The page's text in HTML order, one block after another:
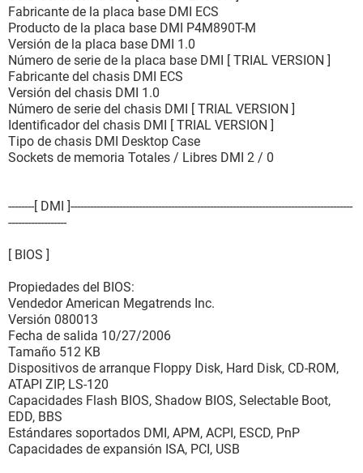
Fabricante de la placa base DMI ECS
Producto de la placa base DMI P4M890T-M
Versión de la placa base DMI 1.0
Número de serie de la placa base DMI [ TRIAL VERSION ]
Fabricante del chasis DMI ECS
Versión del chasis DMI 1.0
Número de serie del chasis DMI [ TRIAL VERSION ]
Identificador del chasis DMI [ TRIAL VERSION ]
Tipo de chasis DMI Desktop Case
Sockets de memoria Totales / Libres DMI 2 / 0
--------[ DMI ]---------------------------------------------------------------------------------------
------------------
[ BIOS ]
Propiedades del BIOS:
Vendedor American Megatrends Inc.
Versión 080013
Fecha de salida 10/27/2006
Tamaño 512 KB
Dispositivos de arranque Floppy Disk, Hard Disk, CD-ROM,
ATAPI ZIP, LS-120
Capacidades Flash BIOS, Shadow BIOS, Selectable Boot,
EDD, BBS
Estándares soportados DMI, APM, ACPI, ESCD, PnP
Capacidades de expansión ISA, PCI, USB